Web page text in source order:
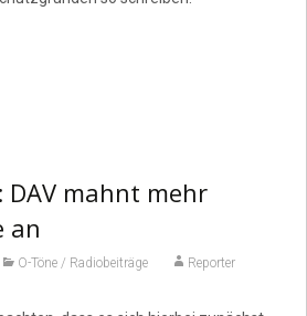
DAV mahnt mehr
an
O-Töne / Radiobeiträge Reporter